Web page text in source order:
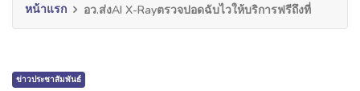
หน้าแรก อว.ส่งAI X-Rayตรวจปอดฉับไวให้บริการฟรีถึงที่
ข่าวประชาสัมพันธ์